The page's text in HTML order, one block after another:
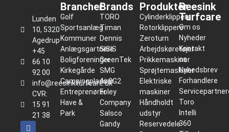
Lunden
10, 5320
Agedrup
+45
66 10
92 00
info@reesinkturfcare.dk
CVR:
15 91
21 38
Brancher
Golf
Sportsanlæg
Kommuner
Anlægsgartnere
Boligforeninger
Kirkegårde
Campingpladser
Entreprenører
Have &
Park
Brands
TORO
Timan
Dennis
SISIS
GreenTek
SMG
Air2G2
Foley
Company
Salsco
Gandy
Produkter
Cylinderklippere
Rotorklippere
Zeroturn
Arbejdskøretøjer
Prikkemaskiner
Sprøjtemaskiner
Elektriske
maskiner
Håndholdt
udstyr
Reservedele
Reesink
Turfcare
Om os
Nyheder
Kontakt
os
Nyhedsbrev
Forhandlere
Toro
Intelli
360